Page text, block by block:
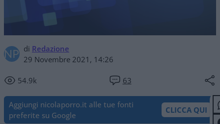
di Redazione
29 Novembre 2021, 14:26
54.9k 63
Aggiungi nicolaporro.it alle tue fonti
preferite su Google
CLICCA QUI